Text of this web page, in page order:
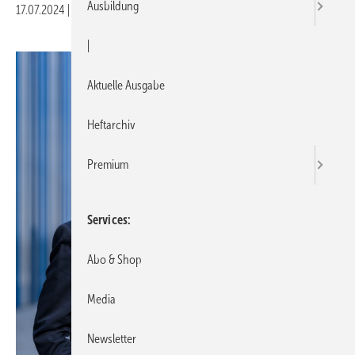
17.07.2024 Druckvorschau
Ausbildung
Aktuelle Ausgabe
Heftarchiv
Premium
Services
Abo & Shop
Media
Newsletter